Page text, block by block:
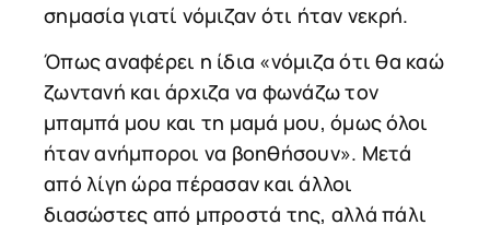
σημασία γιατί νόμιζαν ότι ήταν νεκρή.
Όπως αναφέρει η ίδια «νόμιζα ότι θα καώ
ζωντανή και άρχιζα να φωνάζω τον
μπαμπά μου και τη μαμά μου, όμως όλοι
ήταν ανήμποροι να βοηθήσουν». Μετά
από λίγη ώρα πέρασαν και άλλοι
διασώστες από μπροστά της, αλλά πάλι